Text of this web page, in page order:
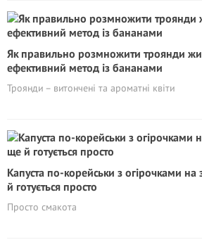
Як правильно розмножити троянди
ефективний метод із бананами
Троянди – витончені та ароматні квіти
Капуста по-корейськи з огірочками
й готується просто
Просто смакота